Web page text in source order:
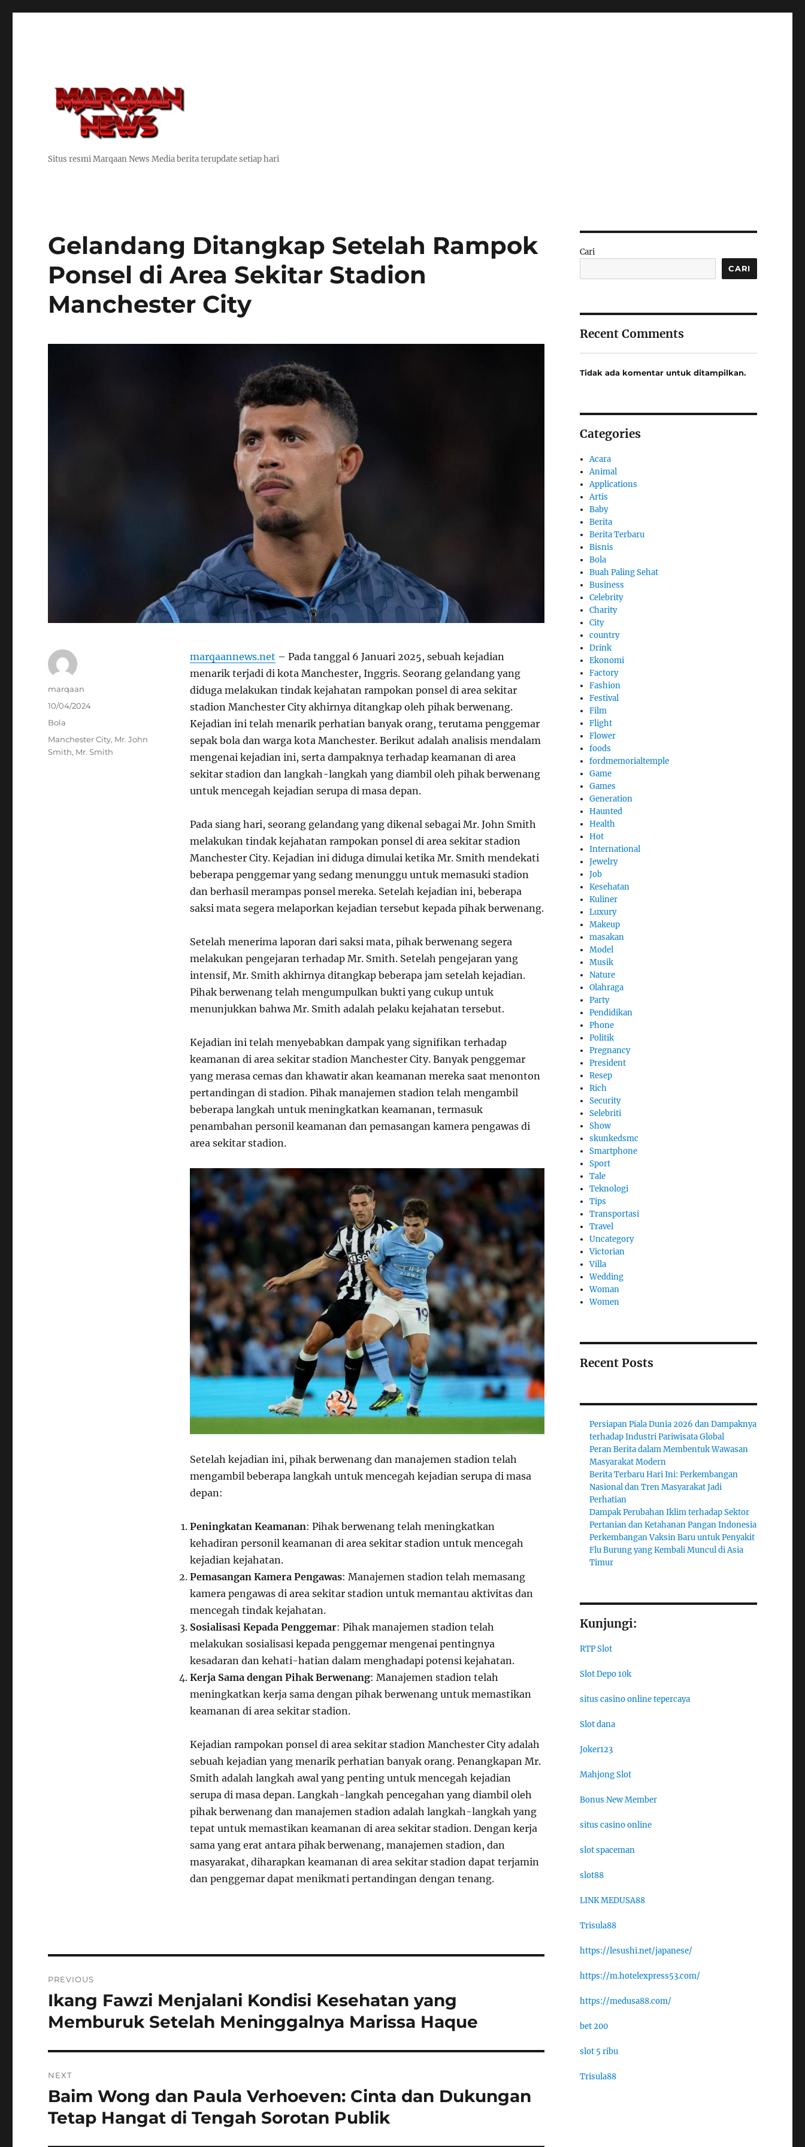
Situs resmi Marqaan News Media berita terupdate setiap hari
Gelandang Ditangkap Setelah Rampok
Ponsel di Area Sekitar Stadion
Manchester City
marqaannews.net – Pada tanggal 6 Januari 2025, sebuah kejadian
menarik terjadi di kota Manchester, Inggris. Seorang gelandang yang
diduga melakukan tindak kejahatan rampokan ponsel di area sekitar
stadion Manchester City akhirnya ditangkap oleh pihak berwenang.
Kejadian ini telah menarik perhatian banyak orang, terutama penggemar
sepak bola dan warga kota Manchester. Berikut adalah analisis mendalam
mengenai kejadian ini, serta dampaknya terhadap keamanan di area
sekitar stadion dan langkah-langkah yang diambil oleh pihak berwenang
untuk mencegah kejadian serupa di masa depan.
Pada siang hari, seorang gelandang yang dikenal sebagai Mr. John Smith
melakukan tindak kejahatan rampokan ponsel di area sekitar stadion
Manchester City. Kejadian ini diduga dimulai ketika Mr. Smith mendekati
beberapa penggemar yang sedang menunggu untuk memasuki stadion
dan berhasil merampas ponsel mereka. Setelah kejadian ini, beberapa
saksi mata segera melaporkan kejadian tersebut kepada pihak berwenang.
Setelah menerima laporan dari saksi mata, pihak berwenang segera
melakukan pengejaran terhadap Mr. Smith. Setelah pengejaran yang
intensif, Mr. Smith akhirnya ditangkap beberapa jam setelah kejadian.
Pihak berwenang telah mengumpulkan bukti yang cukup untuk
menunjukkan bahwa Mr. Smith adalah pelaku kejahatan tersebut.
Kejadian ini telah menyebabkan dampak yang signifikan terhadap
keamanan di area sekitar stadion Manchester City. Banyak penggemar
yang merasa cemas dan khawatir akan keamanan mereka saat menonton
pertandingan di stadion. Pihak manajemen stadion telah mengambil
beberapa langkah untuk meningkatkan keamanan, termasuk
penambahan personil keamanan dan pemasangan kamera pengawas di
area sekitar stadion.
Setelah kejadian ini, pihak berwenang dan manajemen stadion telah
mengambil beberapa langkah untuk mencegah kejadian serupa di masa
depan:
Peningkatan Keamanan: Pihak berwenang telah meningkatkan
kehadiran personil keamanan di area sekitar stadion untuk mencegah
kejadian kejahatan.
Pemasangan Kamera Pengawas: Manajemen stadion telah memasang
kamera pengawas di area sekitar stadion untuk memantau aktivitas dan
mencegah tindak kejahatan.
Sosialisasi Kepada Penggemar: Pihak manajemen stadion telah
melakukan sosialisasi kepada penggemar mengenai pentingnya
kesadaran dan kehati-hatian dalam menghadapi potensi kejahatan.
Kerja Sama dengan Pihak Berwenang: Manajemen stadion telah
meningkatkan kerja sama dengan pihak berwenang untuk memastikan
keamanan di area sekitar stadion.
Kejadian rampokan ponsel di area sekitar stadion Manchester City adalah
sebuah kejadian yang menarik perhatian banyak orang. Penangkapan Mr.
Smith adalah langkah awal yang penting untuk mencegah kejadian
serupa di masa depan. Langkah-langkah pencegahan yang diambil oleh
pihak berwenang dan manajemen stadion adalah langkah-langkah yang
tepat untuk memastikan keamanan di area sekitar stadion. Dengan kerja
sama yang erat antara pihak berwenang, manajemen stadion, dan
masyarakat, diharapkan keamanan di area sekitar stadion dapat terjamin
dan penggemar dapat menikmati pertandingan dengan tenang.
Author
marqaan
Posted
on
10/04/2024
Categories
Bola
Tags
Manchester City, Mr. John
Smith, Mr. Smith
pos
PREVIOUS
Previous
post:
Ikang Fawzi Menjalani Kondisi Kesehatan yang
Memburuk Setelah Meninggalnya Marissa Haque
NEXT
Next
post:
Baim Wong dan Paula Verhoeven: Cinta dan Dukungan
Tetap Hangat di Tengah Sorotan Publik
Cari
CARI
Recent Comments
Tidak ada komentar untuk ditampilkan.
Categories
Acara
Animal
Applications
Artis
Baby
Berita
Berita Terbaru
Bisnis
Bola
Buah Paling Sehat
Business
Celebrity
Charity
City
country
Drink
Ekonomi
Factory
Fashion
Festival
Film
Flight
Flower
foods
fordmemorialtemple
Game
Games
Generation
Haunted
Health
Hot
International
Jewelry
Job
Kesehatan
Kuliner
Luxury
Makeup
masakan
Model
Musik
Nature
Olahraga
Party
Pendidikan
Phone
Politik
Pregnancy
President
Resep
Rich
Security
Selebriti
Show
skunkedsmc
Smartphone
Sport
Tale
Teknologi
Tips
Transportasi
Travel
Uncategory
Victorian
Villa
Wedding
Woman
Women
Recent Posts
Persiapan Piala Dunia 2026 dan Dampaknya
terhadap Industri Pariwisata Global
Peran Berita dalam Membentuk Wawasan
Masyarakat Modern
Berita Terbaru Hari Ini: Perkembangan
Nasional dan Tren Masyarakat Jadi
Perhatian
Dampak Perubahan Iklim terhadap Sektor
Pertanian dan Ketahanan Pangan Indonesia
Perkembangan Vaksin Baru untuk Penyakit
Flu Burung yang Kembali Muncul di Asia
Timur
Kunjungi:
RTP Slot
Slot Depo 10k
situs casino online tepercaya
Slot dana
Joker123
Mahjong Slot
Bonus New Member
situs casino online
slot spaceman
slot88
LINK MEDUSA88
Trisula88
https://lesushi.net/japanese/
https://m.hotelexpress53.com/
https://medusa88.com/
bet 200
slot 5 ribu
Trisula88